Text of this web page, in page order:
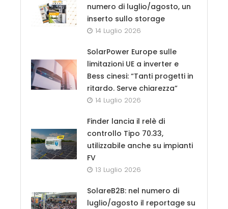
numero di luglio/agosto, un
inserto sullo storage
14 Luglio 2026
SolarPower Europe sulle
limitazioni UE a inverter e
Bess cinesi: “Tanti progetti in
ritardo. Serve chiarezza”
14 Luglio 2026
Finder lancia il relè di
controllo Tipo 70.33,
utilizzabile anche su impianti
FV
13 Luglio 2026
SolareB2B: nel numero di
luglio/agosto il reportage su